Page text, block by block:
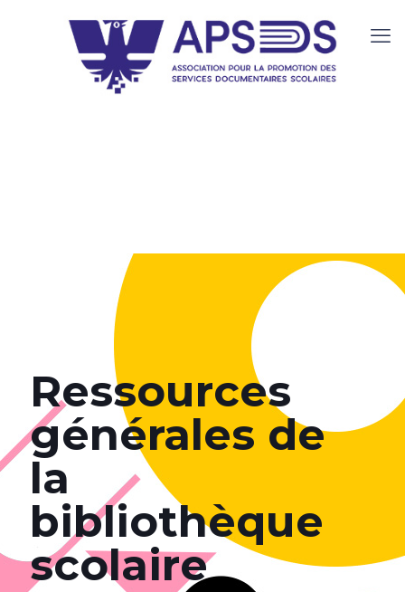
Ressources
générales de
la
bibliothèque
scolaire